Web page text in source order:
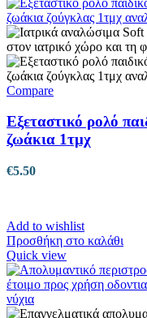
Compare
Εξεταστικό ρολό
ζωάκια 1τμχ
€5.50
Add to wishlist
Προσθήκη στο καλάθι
Quick view